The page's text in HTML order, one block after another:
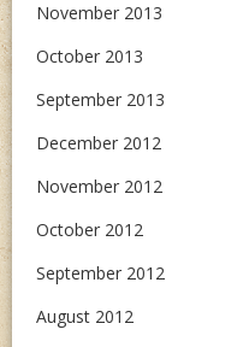
November 2013
October 2013
September 2013
December 2012
November 2012
October 2012
September 2012
August 2012